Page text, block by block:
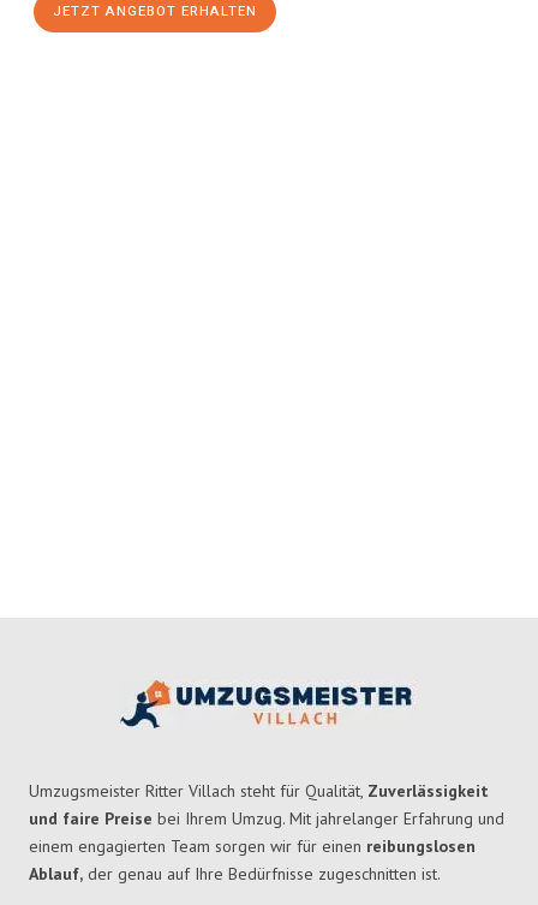
JETZT ANGEBOT ERHALTEN
Umzugsmeister Ritter Villach steht für Qualität, Zuverlässigkeit
und faire Preise bei Ihrem Umzug. Mit jahrelanger Erfahrung und
einem engagierten Team sorgen wir für einen reibungslosen
Ablauf, der genau auf Ihre Bedürfnisse zugeschnitten ist.